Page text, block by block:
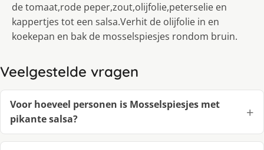
de tomaat,rode peper,zout,olijfolie,peterselie en
kappertjes tot een salsa.Verhit de olijfolie in en
koekepan en bak de mosselspiesjes rondom bruin.
Veelgestelde vragen
Voor hoeveel personen is Mosselspiesjes met
pikante salsa?